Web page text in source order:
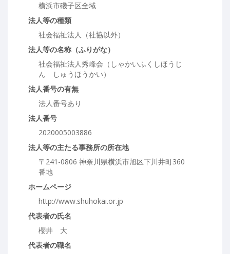
横浜市磯子区全域
法人等の種類
社会福祉法人（社協以外）
法人等の名称（ふりがな）
社会福祉法人秀峰会（しゃかいふくしほうじ
ん しゅうほうかい）
法人番号の有無
法人番号あり
法人番号
2020005003886
法人等の主たる事務所の所在地
〒241-0806 神奈川県横浜市旭区下川井町360
番地
ホームページ
http://www.shuhokai.or.jp
代表者の氏名
櫻井 大
代表者の職名